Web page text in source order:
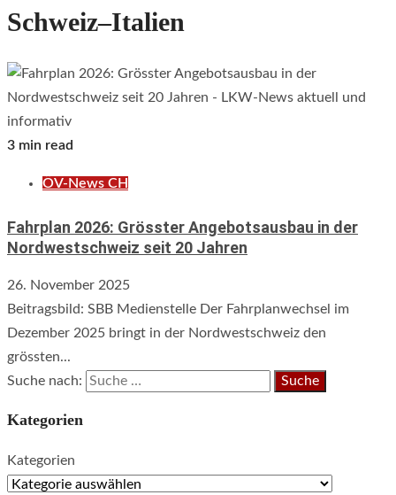
Schweiz–Italien
3 min read
ÖV-News CH
Fahrplan 2026: Grösster Angebotsausbau in der
Nordwestschweiz seit 20 Jahren
26. November 2025
Beitragsbild: SBB Medienstelle Der Fahrplanwechsel im
Dezember 2025 bringt in der Nordwestschweiz den
grössten...
Suche nach:
Kategorien
Kategorien